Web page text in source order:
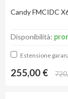
Candy FMCIDC
Disponibilità:
Estensione
255,00 €